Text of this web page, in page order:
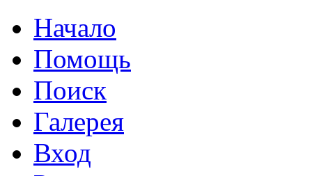
Начало
Помощь
Поиск
Галерея
Вход